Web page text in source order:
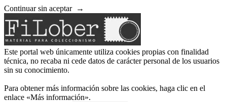
Continuar sin aceptar →
Este portal web únicamente utiliza cookies propias con finalidad
técnica, no recaba ni cede datos de carácter personal de los usuarios
sin su conocimiento.
Para obtener más información sobre las cookies, haga clic en el
enlace «Más información».